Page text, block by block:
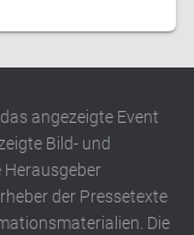
angezeigte Event
Bild- und
Herausgeber
der Pressetexte
Die